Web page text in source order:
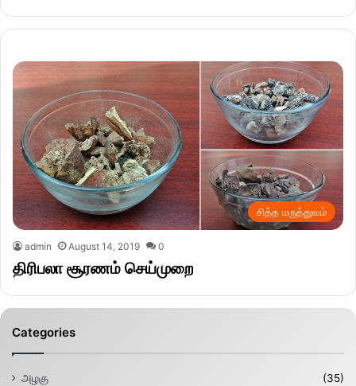
சித்த மருத்துவம்
admin August 14, 2019 0
திரிபலா சூரணம் செய்முறை
Categories
அழகு
(35)